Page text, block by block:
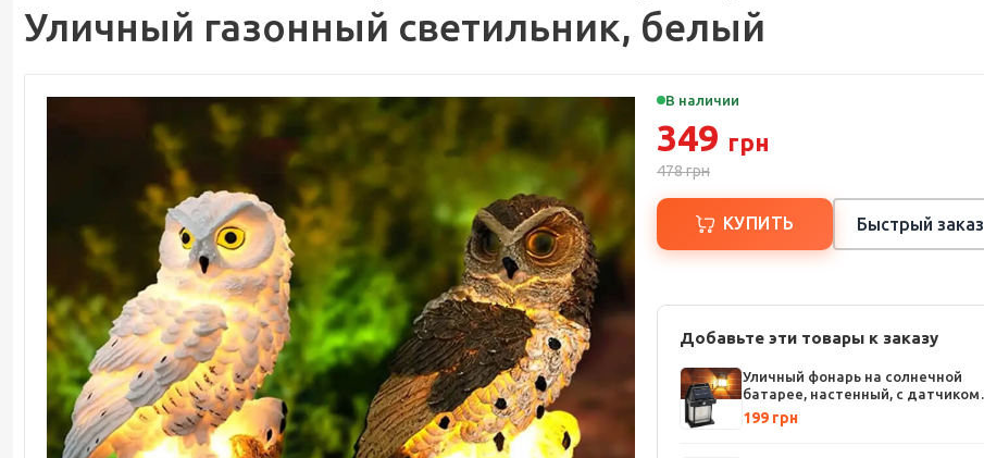
Уличный газонный светильник, белый
В наличии
349 грн
478грн
КУПИТЬ Быстрый заказ
Добавьте эти товары к заказу
Уличный фонарь на солнечной
батарее, настенный, с датчиком
движения, 3 режима работы
199 грн